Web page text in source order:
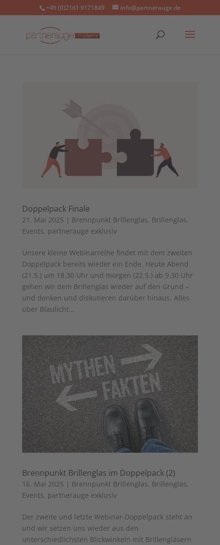
+49 (0)2161 9171849 info@partnerauge.de
Doppelpack Finale
21. Mai 2025 | Brennpunkt Brillenglas, Brillenglas,
Events, partnerauge exklusiv
Unsere kleine Webinarreihe findet mit dem zweiten
Doppelpack bereits wieder ein Ende. Heute Abend
(21.5.) um 18.30 Uhr und morgen (22.5.) ab 9.30 Uhr
gehen wir dem Brillenglas wieder auf den Grund –
und denken und diskutieren darüber hinaus. Alles
über Blaulicht...
Brennpunkt Brillenglas im Doppelpack (2)
16. Mai 2025 | Brennpunkt Brillenglas, Brillenglas,
Events, partnerauge exklusiv
Der zweite und letzte Webinar-Doppelpack steht an
und wir setzen uns wieder aus den
unterschiedlichsten Blickwinkeln mit Brillengläsern